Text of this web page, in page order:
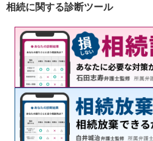
相続に関する診断ツール